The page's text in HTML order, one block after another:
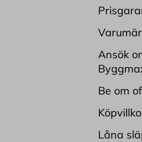
Ansök
Be om
Låna